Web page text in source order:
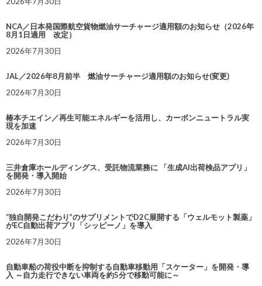
NCA／日本発国際航空貨物燃油サーチャージ適用額のお知らせ（2026年
8月1日適用 改定）
2026年7月30日
JAL／2026年8月前半 燃油サーチャージ適用額のお知らせ(変更)
2026年7月30日
椿本チエイン／再生可能エネルギーを活用し、カーボンニュートラル実
現を加速
2026年7月30日
三井倉庫ホールディングス、受託物流業務に 「生成AI出荷検品アプリ」
を開発・導入開始
2026年7月30日
“独自開発こだわり”のサプリメントでD2C展開する「ウェルモット製薬」
がEC自動出荷アプリ「シッピーノ」を導入
2026年7月30日
自動車船の荷役中断を抑制する自動車移動用「スケーター」を開発・導
入 ～自力走行できない車両を約5分で移動可能に～